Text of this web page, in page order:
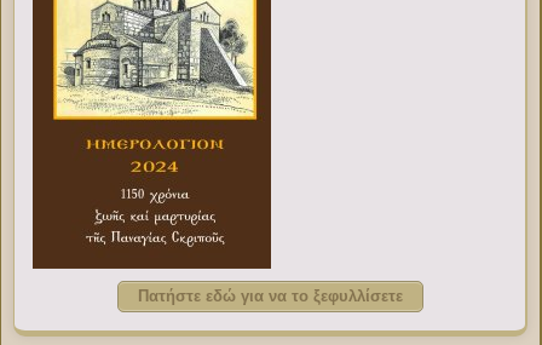
Πατήστε εδώ για να το ξεφυλλίσετε